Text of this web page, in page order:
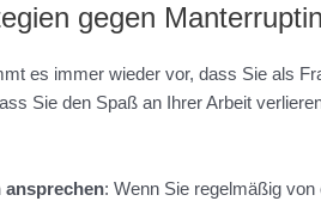
gegen
es immer wieder vor, dass Sie als
Sie den Spaß an Ihrer Arbeit
ansprechen: Wenn Sie regelmäßig